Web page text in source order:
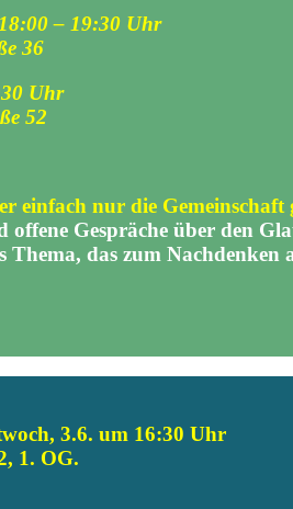
– 19:30 Uhr
36
Uhr
52
einfach nur die Gemeinschaft
Gespräche über den
Thema, das zum Nachdenken
3.6. um 16:30 Uhr
1. OG.